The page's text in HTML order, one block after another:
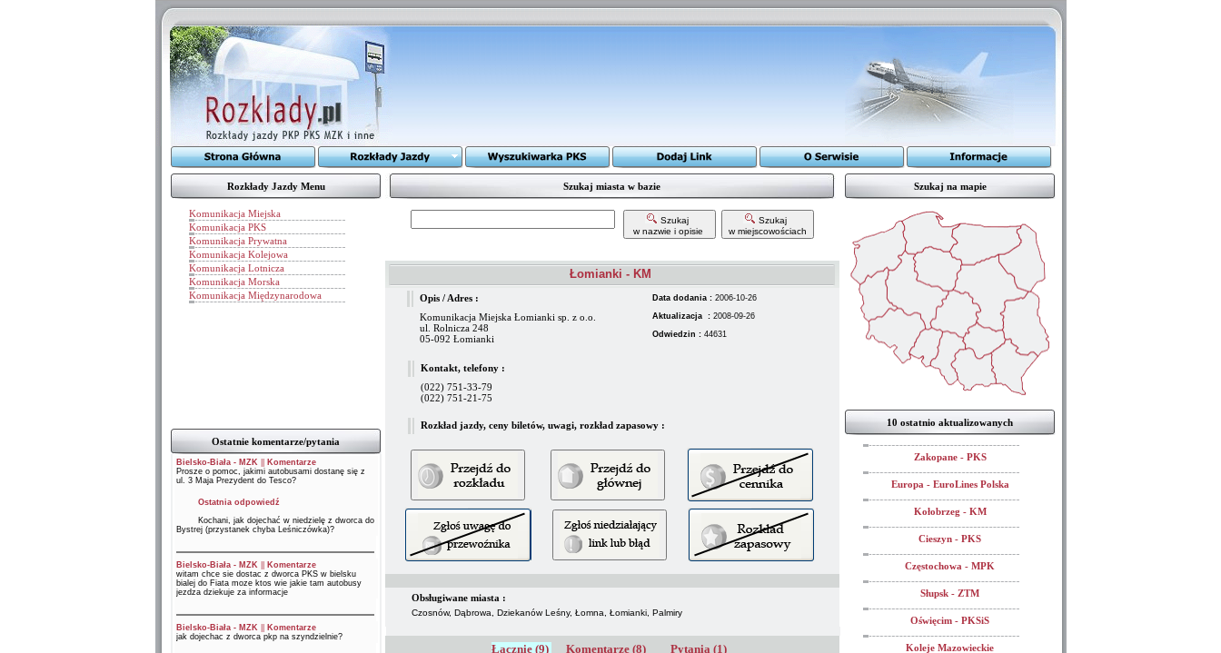
Rozkłady Jazdy Menu
Komunikacja Miejska
Komunikacja PKS
Komunikacja Prywatna
Komunikacja Kolejowa
Komunikacja Lotnicza
Komunikacja Morska
Komunikacja Międzynarodowa
Ostatnie komentarze/pytania
Bielsko-Biała - MZK||
Komentarze
Prosze o pomoc, jakimi autobusami dostanę się z
ul. 3 Maja Prezydent do Tesco?
Ostatnia odpowiedź
Kochani, jak dojechać w niedzielę z dworca do
Bystrej (przystanek chyba Leśniczówka)?
Bielsko-Biała - MZK||
Komentarze
witam chce sie dostac z dworca PKS w bielsku
bialej do Fiata moze ktos wie jakie tam autobusy
jezdza dziekuje za informacje
Bielsko-Biała - MZK||
Komentarze
jak dojechac z dworca pkp na szyndzielnie?
Szukaj miasta w bazie
Szukaj
w nazwie i opisie
Szukaj
w miejscowościach
Łomianki - KM
Opis / Adres : Data dodania : 2006-10-26
Komunikacja Miejska Łomianki sp. z o.o.
ul. Rolnicza 248
05-092 Łomianki
Aktualizacja : 2008-09-26
Odwiedzin : 44631
Kontakt, telefony :
(022) 751-33-79
(022) 751-21-75
Rozkład jazdy, ceny biletów, uwagi, rozkład zapasowy :
Obsługiwane miasta :
Czosnów, Dąbrowa, Dziekanów Leśny, Łomna, Łomianki, Palmiry
Łącznie (9) Komentarze (8) Pytania (1)
Szukaj na mapie
10 ostatnio aktualizowanych
Zakopane - PKS
Europa - EuroLines Polska
Kołobrzeg - KM
Cieszyn - PKS
Częstochowa - MPK
Słupsk - ZTM
Oświęcim - PKSiS
Koleje Mazowieckie